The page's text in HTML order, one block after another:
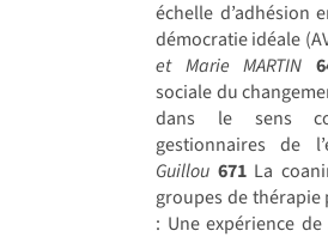
échelle d’adhésion
démocratie idéale
et Marie MARTIN
sociale du
dans le sens
gestionnaires de
Guillou 671La
groupes de
: Une expérience